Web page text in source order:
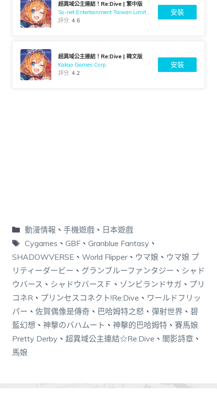
超異域公主連結！Re:Dive | 繁中版
So-net Entertainment Taiwan Limited
評分:4.6
安裝
超異域公主連結！Re:Dive | 韓文版
Kakao Games Corp.
評分:4.2
安裝
動漫情報 、 手機遊戲、 日本遊戲
Cygames 、 GBF、 Granblue Fantasy 、
SHADOWVERSE 、 World Flipper、 ウマ娘 、 ウマ娘 プ
リティーダービー 、 グランブルーファンタジー 、 シャド
ウバース 、 シャドウバースＦ 、 ゾンビランドサガ 、 プリ
コネR 、 プリンセスコネクト!Re:Dive 、 ワールドフリッ
パー 、 佐賀偶像是傳奇 、 巴哈姆特之怒 、 彈射世界 、 碧
藍幻想 、 神撃のバハムート 、 神擊的巴哈姆特 、 賽馬娘
Pretty Derby 、 超異域公主連結☆Re:Dive 、 闇影詩章 、
馬娘